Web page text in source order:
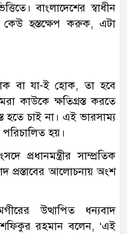
বাংলাদেশের স্বাধীন
কেউ হস্তক্ষেপ করুক, এটা
বা যা-ই হোক, তা হবে
কাউকে ক্ষতিগ্রস্ত করতে
হতে চাই না। এই ভারসাম্য
হয়।
প্রধানমন্ত্রীর সাম্প্রতিক
প্রস্তাবের আলোচনায় অংশ
উত্থাপিত ধন্যবাদ
শফিকুর রহমান বলেন, ‘এই